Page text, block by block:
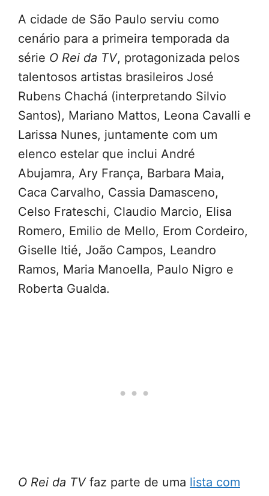
A cidade de São Paulo serviu como
cenário para a primeira temporada da
série O Rei da TV, protagonizada pelos
talentosos artistas brasileiros José
Rubens Chachá (interpretando Silvio
Santos), Mariano Mattos, Leona Cavalli e
Larissa Nunes, juntamente com um
elenco estelar que inclui André
Abujamra, Ary França, Barbara Maia,
Caca Carvalho, Cassia Damasceno,
Celso Frateschi, Claudio Marcio, Elisa
Romero, Emilio de Mello, Erom Cordeiro,
Giselle Itié, João Campos, Leandro
Ramos, Maria Manoella, Paulo Nigro e
Roberta Gualda.
O Rei da TVfaz parte de uma lista com